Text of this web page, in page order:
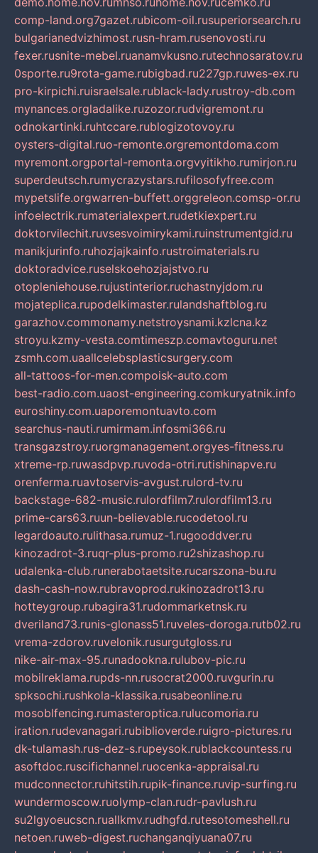
comp-land.org7gazet.rubicom-oil.rusuperiorsearch.ru
bulgarianedvizhimost.rusn-hram.rusenovosti.ru
fexer.rusnite-mebel.ruanamvkusno.rutechnosaratov.ru
0sporte.ru9rota-game.rubigbad.ru227gp.ruwes-ex.ru
pro-kirpichi.ruisraelsale.rublack-lady.rustroy-db.com
mynances.orgladalike.ruzozor.rudvigremont.ru
odnokartinki.ruhtccare.rublogizotovoy.ru
oysters-digital.ruo-remonte.orgremontdoma.com
myremont.orgportal-remonta.orgvyitikho.rumirjon.ru
superdeutsch.rumycrazystars.rufilosofyfree.com
mypetslife.orgwarren-buffett.orggreleon.comsp-or.ru
infoelectrik.rumaterialexpert.rudetkiexpert.ru
doktorvilechit.ruvsesvoimirykami.ruinstrumentgid.ru
manikjurinfo.ruhozjajkainfo.rustroimaterials.ru
doktoradvice.ruselskoehozjajstvo.ru
otopleniehouse.rujustinterior.ruchastnyjdom.ru
mojateplica.rupodelkimaster.rulandshaftblog.ru
garazhov.commonamy.netstroysnami.kzlcna.kz
stroyu.kzmy-vesta.comtimeszp.comavtoguru.net
zsmh.com.uaallcelebsplasticsurgery.com
all-tattoos-for-men.compoisk-auto.com
best-radio.com.uaost-engineering.comkuryatnik.info
euroshiny.com.uaporemontuavto.com
searchus-nauti.rumirmam.infosmi366.ru
transgazstroy.ruorgmanagement.orgyes-fitness.ru
xtreme-rp.ruwasdpvp.ruvoda-otri.rutishinapve.ru
orenferma.ruavtoservis-avgust.rulord-tv.ru
backstage-682-music.rulordfilm7.rulordfilm13.ru
prime-cars63.ruun-believable.rucodetool.ru
legardoauto.rulithasa.rumuz-1.rugooddver.ru
kinozadrot-3.ruqr-plus-promo.ru2shizashop.ru
udalenka-club.runerabotaetsite.rucarszona-bu.ru
dash-cash-now.rubravoprod.rukinozadrot13.ru
hotteygroup.rubagira31.rudommarketnsk.ru
dveriland73.runis-glonass51.ruveles-doroga.rutb02.ru
vrema-zdorov.ruvelonik.rusurgutgloss.ru
nike-air-max-95.runadookna.rulubov-pic.ru
mobilreklama.rupds-nn.rusocrat2000.ruvgurin.ru
spksochi.rushkola-klassika.rusabeonline.ru
mosoblfencing.rumasteroptica.rulucomoria.ru
iration.rudevanagari.rubiblioverde.ruigro-pictures.ru
dk-tulamash.rus-dez-s.rupeysok.rublackcountess.ru
asoftdoc.ruscifichannel.ruocenka-appraisal.ru
mudconnector.ruhitstih.rupik-finance.ruvip-surfing.ru
wundermoscow.ruolymp-clan.rudr-pavlush.ru
su2lgyoeucscn.ruallkmv.rudhgfd.rutesotomeshell.ru
netoen.ruweb-digest.ruchanganqiyuana07.ru